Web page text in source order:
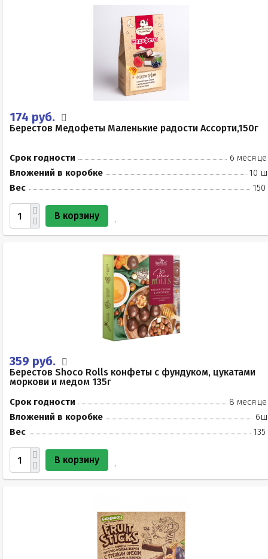
174 руб.
Берестов Медофеты Маленькие радости Ассорти,150г
Срок годности
6
Вложений в коробке
10
Вес
150
В корзину
359 руб.
Берестов Shoco Rolls конфеты с фундуком, цукатами
моркови и медом 135г
Срок годности
8
Вложений в коробке
Вес
135
В корзину